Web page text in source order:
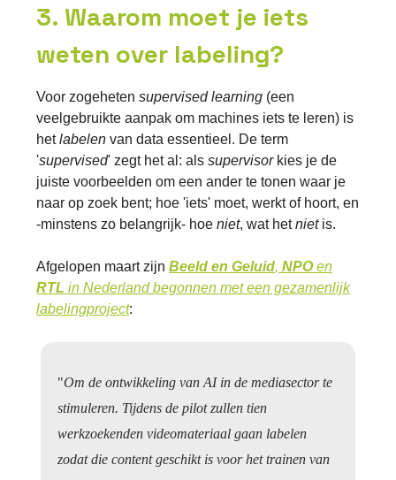
3. Waarom moet je iets
weten over labeling?
Voor zogeheten supervised learning (een
veelgebruikte aanpak om machines iets te leren) is
hetlabelen van data essentieel. De term
'supervised' zegt het al: als supervisorkies je de
juiste voorbeelden om een ander te tonen waar je
naar op zoek bent; hoe 'iets' moet, werkt of hoort, en
-minstens zo belangrijk- hoe niet, wat hetniet is.
Afgelopen maart zijn Beeld en Geluid, NPOen
RTL in Nederland begonnen met een gezamenlijk
labelingproject:
"Om de ontwikkeling van AI in de mediasector te
stimuleren. Tijdens de pilot zullen tien
werkzoekenden videomateriaal gaan labelen
zodat die content geschikt is voor het trainen van